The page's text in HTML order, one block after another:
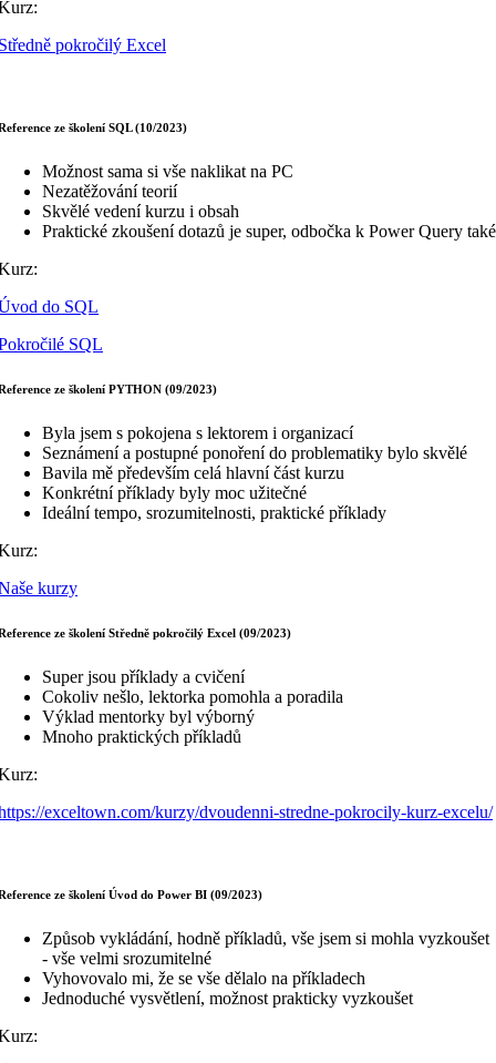
pokročilý Excel
ze školení SQL (10/2023)
Možnost sama si vše naklikat na PC
Nezatěžování teorií
Skvělé vedení kurzu i obsah
Praktické zkoušení dotazů je super, odbočka k Power Query také
do SQL
SQL
ze školení PYTHON (09/2023)
Byla jsem s pokojena s lektorem i organizací
Seznámení a postupné ponoření do problematiky bylo skvělé
Bavila mě především celá hlavní část kurzu
Konkrétní příklady byly moc užitečné
Ideální tempo, srozumitelnosti, praktické příklady
kurzy
ze školení Středně pokročilý Excel (09/2023)
Super jsou příklady a cvičení
Cokoliv nešlo, lektorka pomohla a poradila
Výklad mentorky byl výborný
Mnoho praktických příkladů
exceltown.com/kurzy/dvoudenni-stredne-pokrocily-kurz-excelu/
ze školení Úvod do Power BI (09/2023)
Způsob vykládání, hodně příkladů, vše jsem si mohla vyzkoušet
- vše velmi srozumitelné
Vyhovovalo mi, že se vše dělalo na příkladech
Jednoduché vysvětlení, možnost prakticky vyzkoušet